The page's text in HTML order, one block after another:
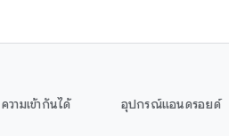
ความเข้ากันได้ อุปกรณ์แอนดรอยด์